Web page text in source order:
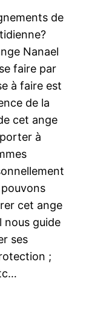
de
Nanael
faire par
à faire est
de la
cet ange
à
cet ange
nous guide
ses
;